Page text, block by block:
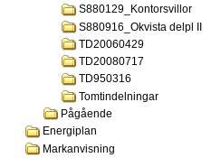
S880129_Kontorsvillor
S880916_Okvista delpl II
TD20060429
TD20080717
TD950316
Tomtindelningar
Pågående
Energiplan
Markanvisning